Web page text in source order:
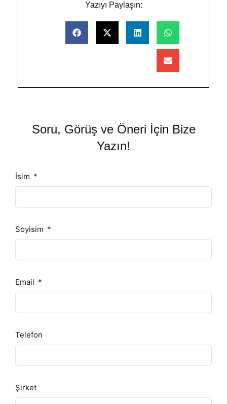
Yazıyı Paylaşın:
Soru, Görüş ve Öneri İçin Bize
Yazın!
İsim
Soyisim
Email
Telefon
Şirket